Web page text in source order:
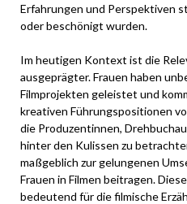
Erfahrungen und Perspektiven
oder beschönigt wurden.
Im heutigen Kontext ist die
ausgeprägter. Frauen haben
Filmprojekten geleistet und
kreativen Führungspositionen
die Produzentinnen,
hinter den Kulissen zu
maßgeblich zur gelungenen
Frauen in Filmen beitragen.
bedeutend für die filmische